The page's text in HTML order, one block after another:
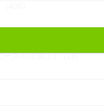
(85)
ス小児矯正） (28)